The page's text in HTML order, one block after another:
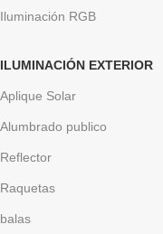
Iluminación RGB
ILUMINACIÓN EXTERIOR
Aplique Solar
Alumbrado publico
Reflector
Raquetas
balas